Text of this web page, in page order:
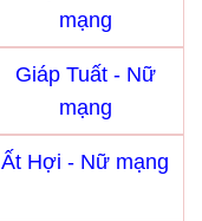
mạng
Giáp Tuất - Nữ
mạng
Ất Hợi - Nữ mạng